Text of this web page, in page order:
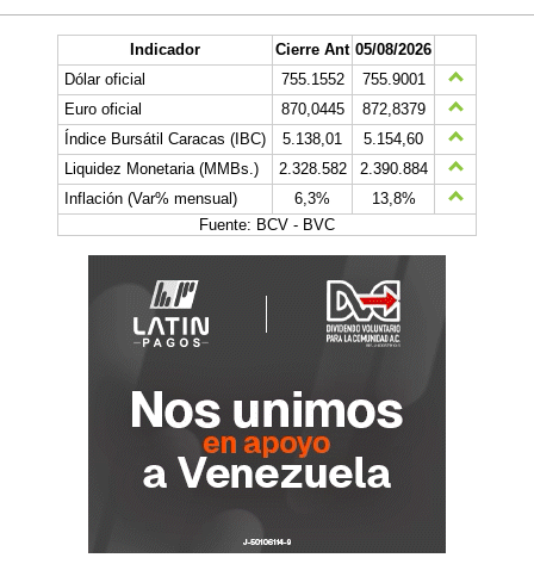
Indicador Cierre Ant 05/08/2026
Dólar oficial
755.1552
755.9001
Euro oficial
870,0445
872,8379
Índice Bursátil Caracas (IBC)
5.138,01
5.154,60
Liquidez Monetaria (MMBs.)
2.328.582
2.390.884
Inflación (Var% mensual)
6,3%
13,8%
Fuente: BCV - BVC